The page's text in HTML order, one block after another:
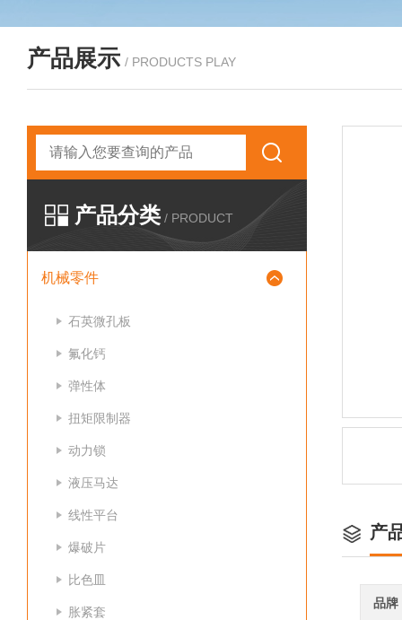
产品展示 / PRODUCTS PLAY
产品分类 / PRODUCT
机械零件
石英微孔板
氟化钙
弹性体
扭矩限制器
动力锁
液压马达
线性平台
爆破片
比色皿
胀紧套
产
品牌